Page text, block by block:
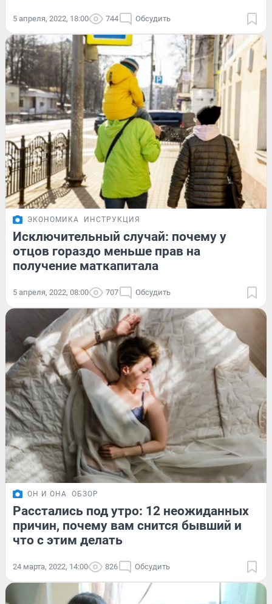
5 апреля, 2022, 18:00 744 Обсудить
ЭКОНОМИКА ИНСТРУКЦИЯ
Исключительный случай: почему у
отцов гораздо меньше прав на
получение маткапитала
5 апреля, 2022, 08:00 707 Обсудить
ОН И ОНА ОБЗОР
Расстались под утро: 12 неожиданных
причин, почему вам снится бывший и
что с этим делать
24 марта, 2022, 14:00 826 Обсудить